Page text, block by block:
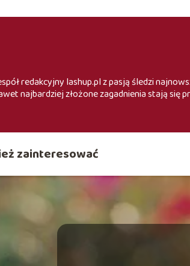
redakcyjny lashup.pl z pasją śledzi
najbardziej złożone zagadnienia stają się
zainteresować